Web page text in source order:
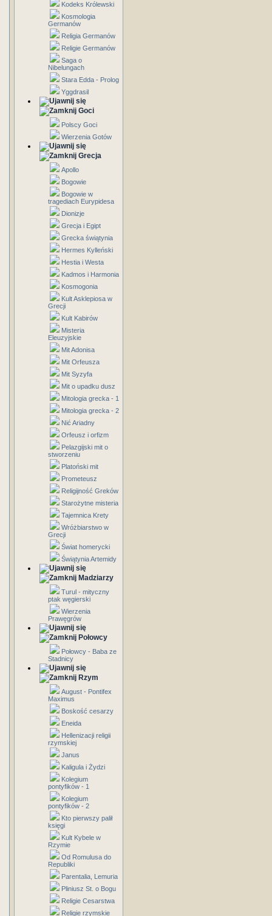
Kodeks Królewski
Kosmologia
Germanów
Religia Germanów
Religie Germanów
Saga o
Nibelungach
Stara Edda - Prolog
Yggdrasil
Goci
Polscy Goci
Wierzenia Gotów
Grecja
Apollo
Bogowie
Bogowie w
tragediach Eurypidesa
Dionizje
Grecja i Egipt
Grecka świątynia
Hermes Kylleński
Hestia i Westa
Kadmos i Harmonia
Kosmogonia
Kult Asklepiosa w
Grecji
Kult Kabirów
Misteria
Eleuzyjskie
Mit Adonisa
Mit Orfeusza
Mit Syzyfa
Mit o upadku dusz
Mitologia grecka - 1
Mitologia grecka - 2
Nić Ariadny
Orfeusz i orfizm
Pelazgijski mit o
stworzeniu
Platoński mit
Prometeusz
Religijność Greków
Starożytne misteria
Tajemnica Krety
Wróżbiarstwo w
Grecji
Świat homerycki
Świątynia Artemidy
Madziarzy
Turul - mityczny
ptak węgierski
Wierzenia
Prawęgrów
Połowcy
Połowcy - Baba ze
Stadnicy
Rzym
August - Pontifex
Maximus
Boskość cesarzy
Eneida
Hellenizacji religii
rzymskiej
Janus
Kaligula i Żydzi
Kolegium
pontyfików - 1
Kolegium
pontyfików - 2
Kto pierwszy palił
księgi
Kult Kybele w
Rzymie
Od Romulusa do
Republiki
Parentalia, Lemuria
Pliniusz St. o Bogu
Religie Cesarstwa
Religie rzymskie